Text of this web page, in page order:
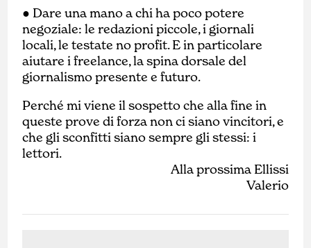
● Dare una mano a chi ha poco potere
negoziale: le redazioni piccole, i giornali
locali, le testate no profit. E in particolare
aiutare i freelance, la spina dorsale del
giornalismo presente e futuro.
Perché mi viene il sospetto che alla fine in
queste prove di forza non ci siano vincitori, e
che gli sconfitti siano sempre gli stessi: i
lettori.
Alla prossima Ellissi
Valerio